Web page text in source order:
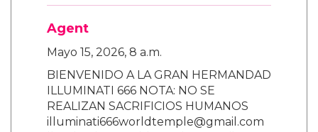
Agent
Mayo 15, 2026, 8 a.m.
BIENVENIDO A LA GRAN HERMANDAD
ILLUMINATI 666 NOTA: NO SE
REALIZAN SACRIFICIOS HUMANOS
illuminati666worldtemple@gmail.com